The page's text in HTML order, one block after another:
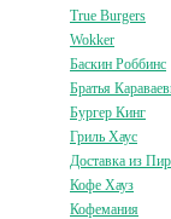
True Burgers
Wokker
Баскин Роббинс
Братья
Бургер Кинг
Гриль Хаус
Доставка из
Кофе Хауз
Кофемания